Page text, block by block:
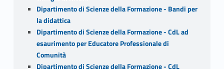
Dipartimento di Scienze della Formazione - Bandi per
la didattica
Dipartimento di Scienze della Formazione - CdL ad
esaurimento per Educatore Professionale di
Comunità
Dipartimento di Scienze della Formazione - CdL